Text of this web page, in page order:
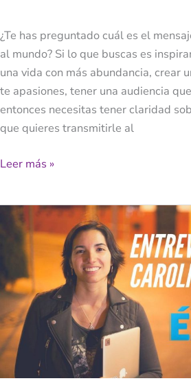
¿Te has preguntado cuál es el
al mundo? Si lo que buscas es
una vida con más abundancia, crear
te apasiones, tener una audiencia
entonces necesitas tener claridad
que quieres transmitirle al
Leer más »
Carolina
Millán
Al
Éxito